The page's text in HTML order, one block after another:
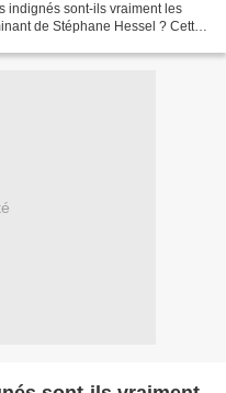
indignés sont-ils vraiment les
de Stéphane Hessel ? Cette